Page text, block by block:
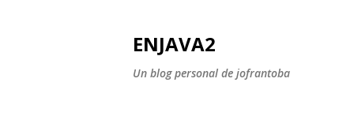
ENJAVA2
Un blog personal de jofrantoba